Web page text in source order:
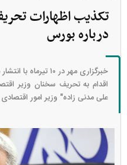
تکذیب اظهارات
درباره بورس
خبرگزاری مهر در ۱۰
اقدام به تحریف سخنان وزیر
علی مدنی زاده" وزیر امور